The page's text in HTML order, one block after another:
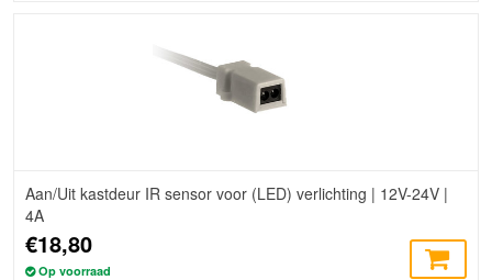
Aan/Uit kastdeur IR sensor voor (LED) verlichting | 12V-24V |
4A
€18,80
Op voorraad